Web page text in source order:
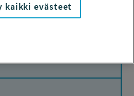
kaikki evästeet